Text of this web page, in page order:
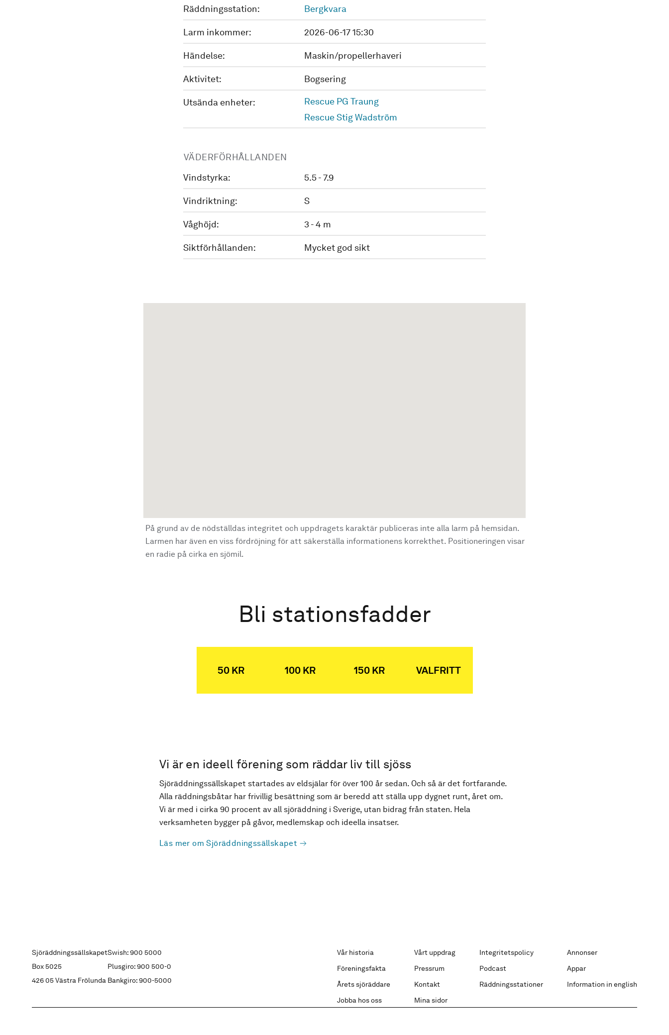
Räddningsstation:
Bergkvara
Larm inkommer: 2026-06-17 15:30
Händelse: Maskin/propellerhaveri
Aktivitet: Bogsering
Utsända enheter:
Rescue PG Traung
Rescue Stig Wadström
VÄDERFÖRHÅLLANDEN
Vindstyrka:
5.5 - 7.9
Vindriktning: S
Våghöjd: 3 - 4 m
Siktförhållanden: Mycket god sikt
På grund av de nödställdas integritet och uppdragets karaktär publiceras inte alla larm på hemsidan.
Larmen har även en viss fördröjning för att säkerställa informationens korrekthet. Positioneringen visar
en radie på cirka en sjömil.
Bli stationsfadder
50 KR 100 KR 150 KR VALFRITT
Vi är en ideell förening som räddar liv till sjöss
Sjöräddningssällskapet startades av eldsjälar för över 100 år sedan. Och så är det fortfarande.
Alla räddningsbåtar har frivillig besättning som är beredd att ställa upp dygnet runt, året om.
Vi är med i cirka 90 procent av all sjöräddning i Sverige, utan bidrag från staten. Hela
verksamheten bygger på gåvor, medlemskap och ideella insatser.
Läs mer om Sjöräddningssällskapet
Sjöräddningssällskapet
Box 5025
426 05 Västra Frölunda
Swish: 900 5000
Plusgiro: 900 500-0
Bankgiro: 900-5000
Vår historia Vårt uppdrag Integritetspolicy
Annonser
Föreningsfakta
Pressrum Podcast
Appar
Årets sjöräddare
Kontakt Räddningsstationer
Information in english
Jobba hos oss
Mina sidor